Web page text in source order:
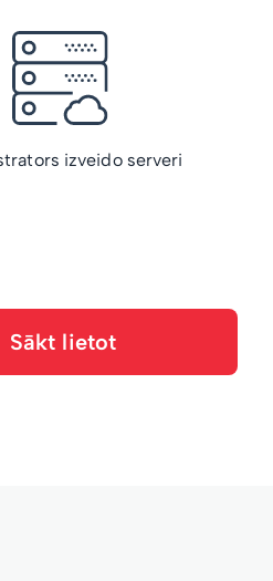
izveido serveri
Sākt lietot